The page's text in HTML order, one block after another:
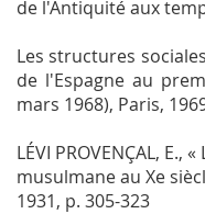
de l'Antiquité aux
Les structures
de l'Espagne au
mars 1968), Paris,
LÉVI PROVENÇAL,
musulmane au Xe
1931, p. 305-323